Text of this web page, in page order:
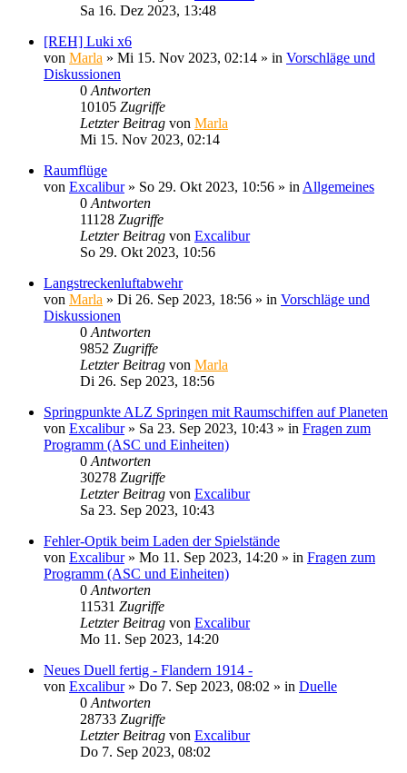
Sa 16. Dez 2023, 13:48
[REH] Luki x6
von Marla » Mi 15. Nov 2023, 02:14 » in Vorschläge und
Diskussionen
0 Antworten
10105 Zugriffe
Letzter Beitrag von Marla
Mi 15. Nov 2023, 02:14
Raumflüge
von Excalibur» So 29. Okt 2023, 10:56 » in Allgemeines
0 Antworten
11128 Zugriffe
Letzter Beitrag von Excalibur
So 29. Okt 2023, 10:56
Langstreckenluftabwehr
von Marla » Di 26. Sep 2023, 18:56 » in Vorschläge und
Diskussionen
0 Antworten
9852 Zugriffe
Letzter Beitrag von Marla
Di 26. Sep 2023, 18:56
Springpunkte ALZ Springen mit Raumschiffen auf Planeten
von Excalibur» Sa 23. Sep 2023, 10:43 » in Fragen zum
Programm (ASC und Einheiten)
0 Antworten
30278 Zugriffe
Letzter Beitrag von Excalibur
Sa 23. Sep 2023, 10:43
Fehler-Optik beim Laden der Spielstände
von Excalibur» Mo 11. Sep 2023, 14:20 » in Fragen zum
Programm (ASC und Einheiten)
0 Antworten
11531 Zugriffe
Letzter Beitrag von Excalibur
Mo 11. Sep 2023, 14:20
Neues Duell fertig - Flandern 1914 -
von Excalibur» Do 7. Sep 2023, 08:02 » in Duelle
0 Antworten
28733 Zugriffe
Letzter Beitrag von Excalibur
Do 7. Sep 2023, 08:02